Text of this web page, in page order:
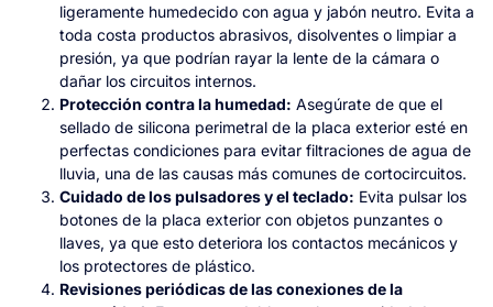
ligeramente humedecido con agua y jabón neutro. Evita a
toda costa productos abrasivos, disolventes o limpiar a
presión, ya que podrían rayar la lente de la cámara o
dañar los circuitos internos.
Protección contra la humedad: Asegúrate de que el
sellado de silicona perimetral de la placa exterior esté en
perfectas condiciones para evitar filtraciones de agua de
lluvia, una de las causas más comunes de cortocircuitos.
Cuidado de los pulsadores y el teclado: Evita pulsar los
botones de la placa exterior con objetos punzantes o
llaves, ya que esto deteriora los contactos mecánicos y
los protectores de plástico.
Revisiones periódicas de las conexiones de la